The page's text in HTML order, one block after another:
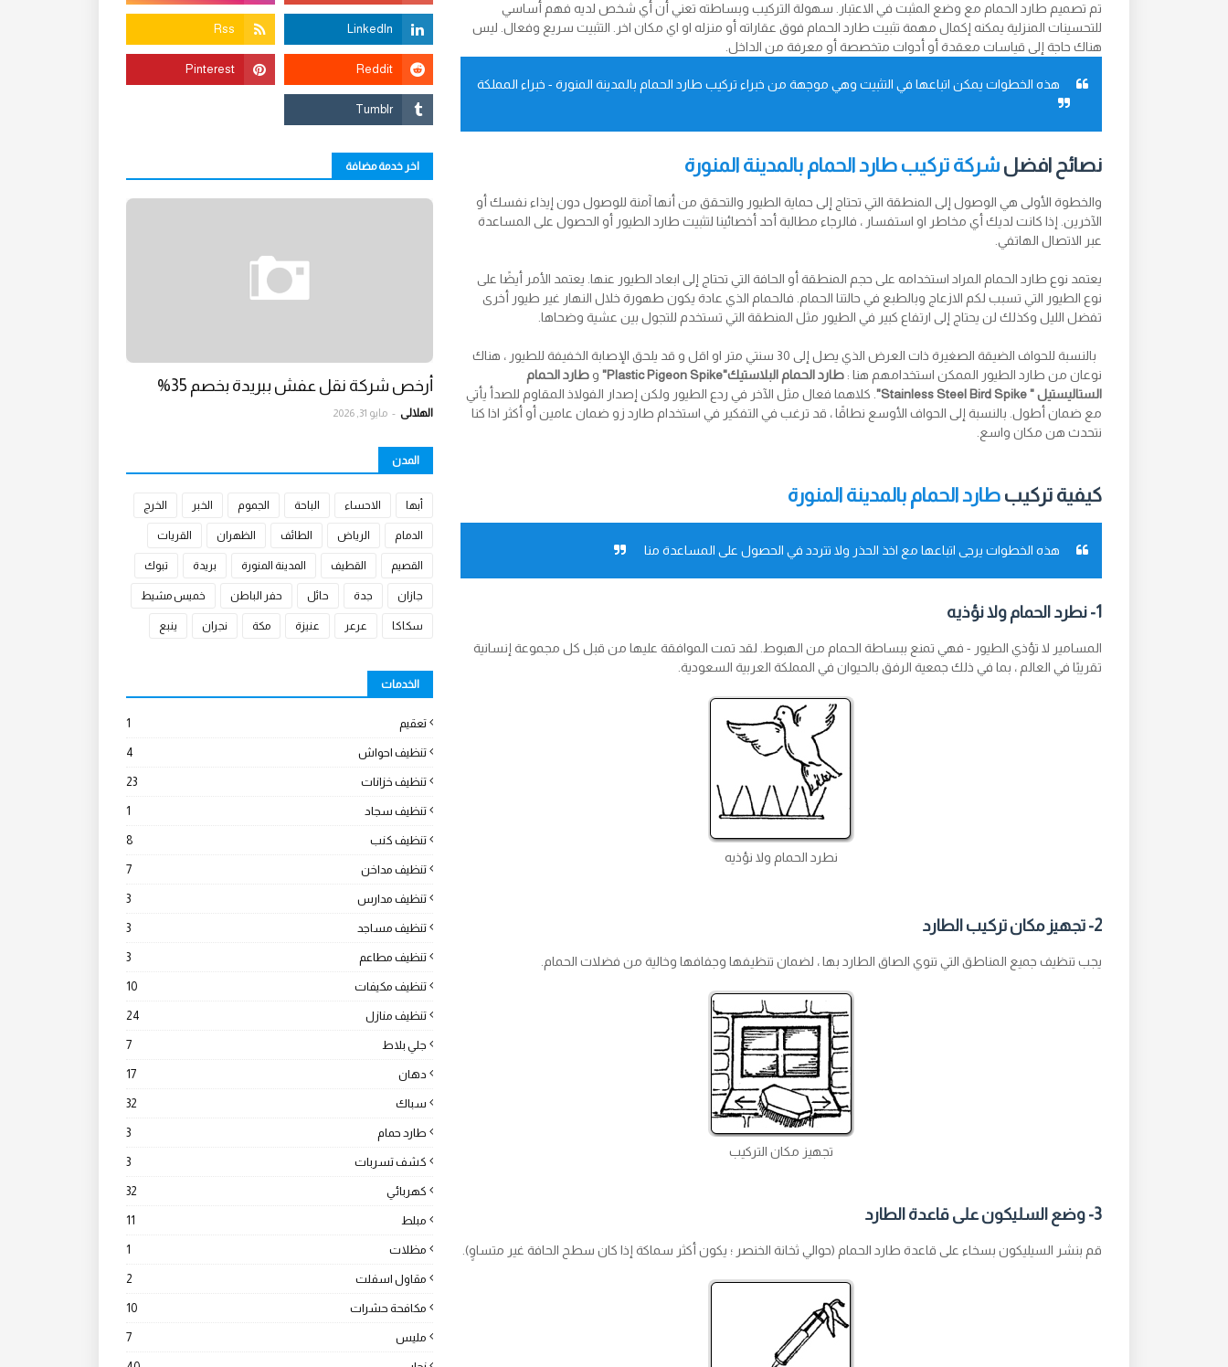
تم تصميم طارد الحمام مع وضع المثبت في الاعتبار. سهولة التركيب وبساطته تعني أن أي شخص لديه فهم أساسي
للتحسينات المنزلية يمكنه إكمال مهمة تثبيت طارد الحمام فوق عقاراته أو منزله او اي مكان اخر. التثبيت سريع وفعال. ليس
هناك حاجة إلى قياسات معقدة أو أدوات متخصصة أو معرفة من الداخل.
هذه الخطوات يمكن اتباعها في التثبيت وهي موجهة من خبراء تركيب طارد الحمام بالمدينة المنورة - خبراء المملكة
نصائح افضل شركة تركيب طارد الحمام بالمدينة المنورة
والخطوة الأولى هي الوصول إلى المنطقة التي تحتاج إلى حماية الطيور والتحقق من أنها آمنة للوصول دون إيذاء نفسك أو
الآخرين. إذا كانت لديك أي مخاطر او استفسار ، فالرجاء مطالبة أحد أخصائينا لتثبيت طارد الطيور أو الحصول على المساعدة
عبر الاتصال الهاتفي.
يعتمد نوع طارد الحمام المراد استخدامه على حجم المنطقة أو الحافة التي تحتاج إلى ابعاد الطيور عنها. يعتمد الأمر أيضًا على
نوع الطيور التي تسبب لكم الازعاج وبالطبع في حالتنا الحمام. فالحمام الذي عادة يكون طهورة خلال النهار غير طيور أخرى
تفضل الليل وكذلك لن يحتاج إلى ارتفاع كبير في الطيور مثل المنطقة التي تستخدم للتجول بين عشية وضحاها.
بالنسبة للحواف الضيقة الصغيرة ذات العرض الذي يصل إلى 30 سنتي متر او اقل و قد يلحق الإصابة الخفيفة للطيور ، هناك
نوعان من طارد الطيور الممكن استخدامهم هنا : طارد الحمام البلاستيك"Plastic Pigeon Spike" و طارد الحمام
الستاليستيل " Stainless Steel Bird Spike"
. كلاهما فعال مثل الآخر في ردع الطيور ولكن إصدار الفولاذ المقاوم للصدأ يأتي
مع ضمان أطول. بالنسبة إلى الحواف الأوسع نطاقًا ، قد ترغب في التفكير في استخدام طارد زو ضمان عامين أو أكثر اذا كنا
نتحدث هن مكان واسع.
كيفية تركيب طارد الحمام بالمدينة المنورة
هذه الخطوات يرجى اتباعها مع اخذ الحذر ولا تتردد في الحصول على المساعدة منا
1- نطرد الحمام ولا نؤذيه
المسامير لا تؤذي الطيور - فهي تمنع ببساطة الحمام من الهبوط. لقد تمت الموافقة عليها من قبل كل مجموعة إنسانية
تقريبًا في العالم ، بما في ذلك جمعية الرفق بالحيوان في المملكة العربية السعودية.
نطرد الحمام ولا نؤذيه
2- تجهيز مكان تركيب الطارد
يجب تنظيف جميع المناطق التي تنوي الصاق الطارد بها ، لضمان تنظيفها وجفافها وخالية من فضلات الحمام.
تجهيز مكان التركيب
3- وضع السليكون على قاعدة الطارد
قم بنشر السيليكون بسخاء على قاعدة طارد الحمام (حوالي ثخانة الخنصر ؛ يكون أكثر سماكة إذا كان سطح الحافة غير متساوٍ).
اخر خدمة مضافة
أرخص شركة نقل عفش ببريدة بخصم 35%
الهلالي - مايو 31, 2026
المدن
أبها الاحساء الباحة الجموم الخبر الخرج
الدمام الرياض الطائف الظهران القريات
القصيم القطيف المدينة المنورة بريدة تبوك
جازان جدة حائل حفر الباطن خميس مشيط
سكاكا عرعر عنيزة مكة نجران ينبع
الخدمات
تعقيم 1
تنظيف احواش 4
تنظيف خزانات 23
تنظيف سجاد 1
تنظيف كنب 8
تنظيف مداخن 7
تنظيف مدارس 3
تنظيف مساجد 3
تنظيف مطاعم 3
تنظيف مكيفات 10
تنظيف منازل 24
جلي بلاط 7
دهان 17
سباك 32
طارد حمام 3
كشف تسربات 3
كهربائي 32
مبلط 11
مظلات 1
مقاول اسفلت 2
مكافحة حشرات 10
مليس 7